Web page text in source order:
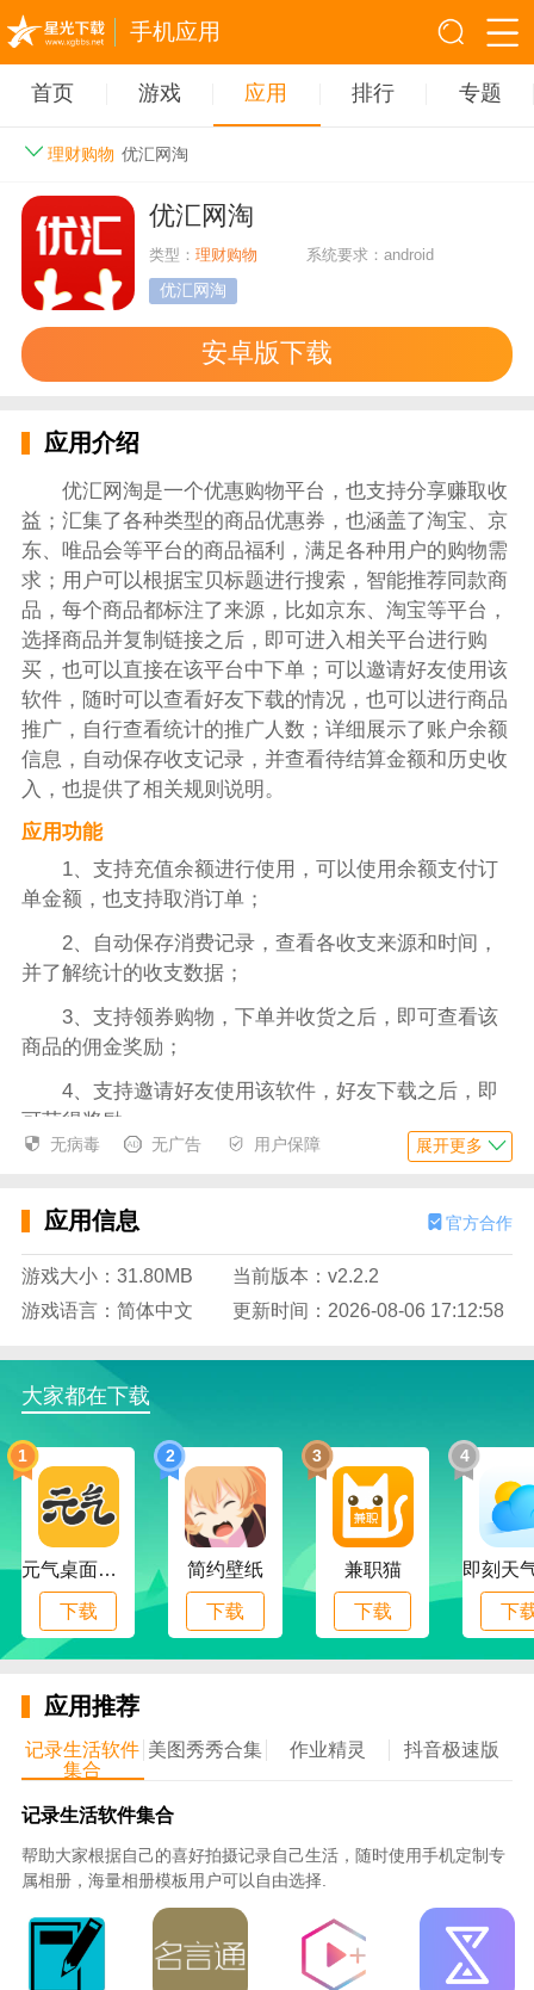
手机应用
首页 游戏 应用 排行 专题
理财购物 优汇网淘
优汇网淘
类型：理财购物 系统要求：android
优汇网淘
安卓版下载
应用介绍
优汇网淘是一个优惠购物平台，也支持分享赚取收
益；汇集了各种类型的商品优惠券，也涵盖了淘宝、京
东、唯品会等平台的商品福利，满足各种用户的购物需
求；用户可以根据宝贝标题进行搜索，智能推荐同款商
品，每个商品都标注了来源，比如京东、淘宝等平台，
选择商品并复制链接之后，即可进入相关平台进行购
买，也可以直接在该平台中下单；可以邀请好友使用该
软件，随时可以查看好友下载的情况，也可以进行商品
推广，自行查看统计的推广人数；详细展示了账户余额
信息，自动保存收支记录，并查看待结算金额和历史收
入，也提供了相关规则说明。
应用功能
1、支持充值余额进行使用，可以使用余额支付订
单金额，也支持取消订单；
2、自动保存消费记录，查看各收支来源和时间，
并了解统计的收支数据；
3、支持领券购物，下单并收货之后，即可查看该
商品的佣金奖励；
4、支持邀请好友使用该软件，好友下载之后，即
可获得奖励；
5、支持管理收货地址，随时可以编辑地址信息、
6、支持联系平台客服进行沟通，也支持进行意见
反馈，自行反馈使用问题；
应用特色
让你省钱购物；
利，随时可以将收益进行提现；
3、在线即可进行智能搜索，自动联想并推荐符合
的商品，让你便捷的领取同款商品的优惠券；
4、精选商品进行推荐，包含的商品类型也多样，
分类明确；
5、一键分享商品购买链接，支持分享的平台也多
6、提供了优币功能，浏览商品、购物、分享等即
可获得优币奖励，并使用优币兑换商品；
1、下载该软件的用户，可以使用手机号、微信等
进行注册登录
2、进入首页，查看推荐的购物专区，比如天天特
价、品牌精选、超值抵扣等
3、在购物车中，查看保存的商品并进行管理
无病毒 无广告 用户保障 展开更多
应用信息 官方合作
游戏大小：31.80MB
当前版本：v2.2.2
游戏语言：简体中文
更新时间：2026-08-06 17:12:58
大家都在下载
1
元气桌面下载
下载
2
简约壁纸
下载
3
兼职猫
下载
4
下
应用推荐
记录生活软件
集合
美图秀秀合集 作业精灵 抖音极速版
记录生活软件集合
帮助大家根据自己的喜好拍摄记录自己生活，随时使用手机定制专
属相册，海量相册模板用户可以自由选择.